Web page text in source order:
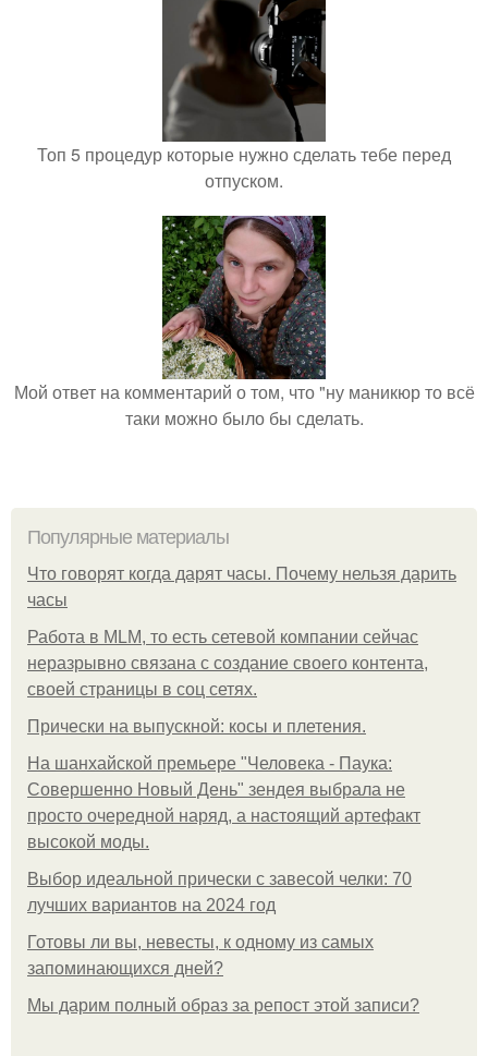
Топ 5 процедур которые нужно сделать тебе перед
отпуском.
Мой ответ на комментарий о том, что "ну маникюр то всё
таки можно было бы сделать.
Популярные материалы
Что говорят когда дарят часы. Почему нельзя дарить
часы
Работа в MLM, то есть сетевой компании сейчас
неразрывно связана с создание своего контента,
своей страницы в соц сетях.
Прически на выпускной: косы и плетения.
На шанхайской премьере "Человека - Паука:
Совершенно Новый День" зендея выбрала не
просто очередной наряд, а настоящий артефакт
высокой моды.
Выбор идеальной прически с завесой челки: 70
лучших вариантов на 2024 год
Готовы ли вы, невесты, к одному из самых
запоминающихся дней?
Мы дарим полный образ за репост этой записи?